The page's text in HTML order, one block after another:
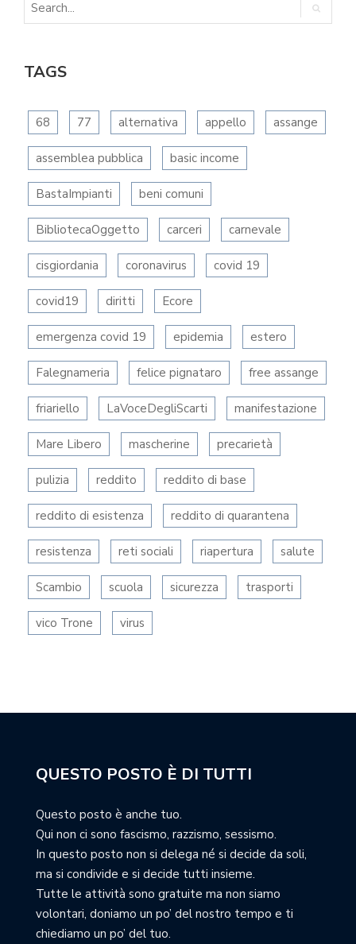
TAGS
68 77 alternativa appello assange
assemblea pubblica basic income
BastaImpianti beni comuni
BibliotecaOggetto carceri carnevale
cisgiordania coronavirus covid 19
covid19 diritti Ecore
emergenza covid 19 epidemia estero
Falegnameria felice pignataro free assange
friariello LaVoceDegliScarti manifestazione
Mare Libero mascherine precarietà
pulizia reddito reddito di base
reddito di esistenza reddito di quarantena
resistenza reti sociali riapertura salute
Scambio scuola sicurezza trasporti
vico Trone virus
QUESTO POSTO È DI TUTTI
Questo posto è anche tuo.
Qui non ci sono fascismo, razzismo, sessismo.
In questo posto non si delega né si decide da soli,
ma si condivide e si decide tutti insieme.
Tutte le attività sono gratuite ma non siamo
volontari, doniamo un po’ del nostro tempo e ti
chiediamo un po’ del tuo.